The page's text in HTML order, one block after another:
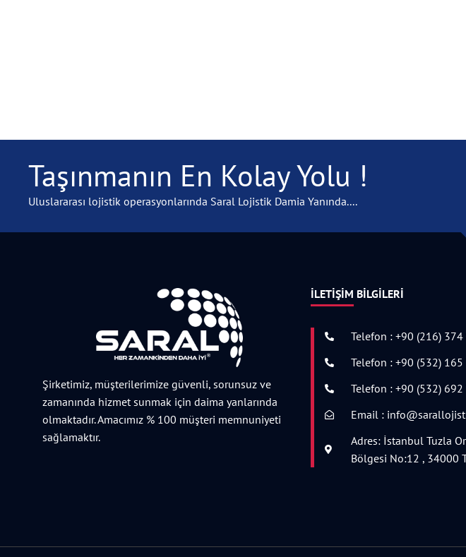
Taşınmanın En Kolay Yolu !
Uluslararası lojistik operasyonlarında Saral Lojistik Damia Yanında....
Şirketimiz, müşterilerimize güvenli, sorunsuz ve
zamanında hizmet sunmak için daima yanlarında
olmaktadır. Amacımız % 100 müşteri memnuniyeti
sağlamaktır.
İLETIŞIM BILGILERI
Telefon : +90 (216)
Telefon : +90 (532) 165
Telefon : +90 (532)
Email :
Adres: İstanbul Tuzla
Bölgesi No:12 , 34000